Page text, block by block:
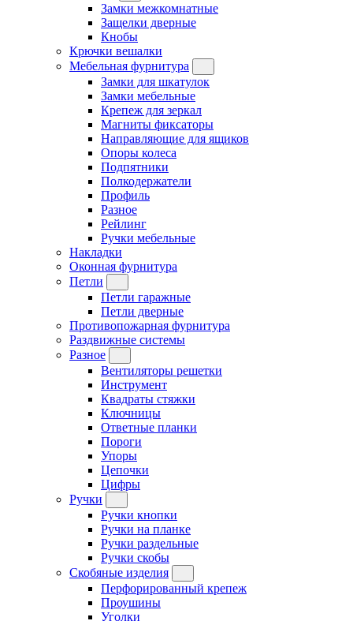
Замки межкомнатные
Защелки дверные
Кнобы
Крючки вешалки
Мебельная фурнитура
Замки для шкатулок
Замки мебельные
Крепеж для зеркал
Магниты фиксаторы
Направляющие для ящиков
Опоры колеса
Подпятники
Полкодержатели
Профиль
Разное
Рейлинг
Ручки мебельные
Накладки
Оконная фурнитура
Петли
Петли гаражные
Петли дверные
Противопожарная фурнитура
Раздвижные системы
Разное
Вентиляторы решетки
Инструмент
Квадраты стяжки
Ключницы
Ответные планки
Пороги
Упоры
Цепочки
Цифры
Ручки
Ручки кнопки
Ручки на планке
Ручки раздельные
Ручки скобы
Скобяные изделия
Перфорированный крепеж
Проушины
Уголки